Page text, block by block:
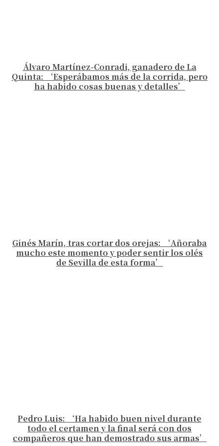
Álvaro Martínez-Conradi, ganadero de La
Quinta: ‘Esperábamos más de la corrida, pero
ha habido cosas buenas y detalles’
Ginés Marín, tras cortar dos orejas: ‘Añoraba
mucho este momento y poder sentir los olés
de Sevilla de esta forma’
Pedro Luis: ‘Ha habido buen nivel durante
todo el certamen y la final será con dos
compañeros que han demostrado sus armas’